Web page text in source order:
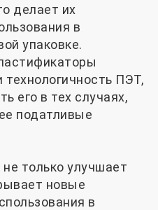
делает их
в
упаковке.
ПЭТ,
его в тех случаях,
податливые
только улучшает
новые
в